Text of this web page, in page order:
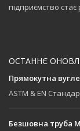
підприємство стає
ОСТАННЄ
Прямокутна
ASTM & EN
Безшовна труба